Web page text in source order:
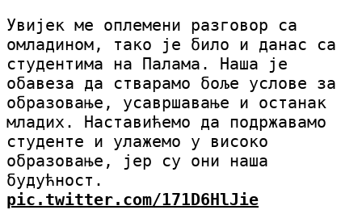
Увијек ме оплемени разговор са
омладином, тако је било и данас са
студентима на Палама. Наша је
обавеза да стварамо боље услове за
образовање, усавршавање и останак
младих. Наставићемо да подржавамо
студенте и улажемо у високо
образовање, јер су они наша
будућност.
pic.twitter.com/171D6HlJie